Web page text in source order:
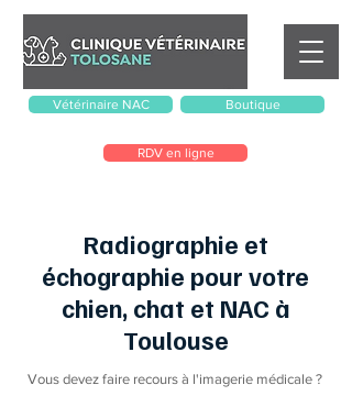
Boutique
RDV en ligne
Vétérinaire NAC
Radiographie et
échographie pour votre
chien, chat et NAC à
Toulouse
Vous devez faire recours à l'imagerie médicale ?